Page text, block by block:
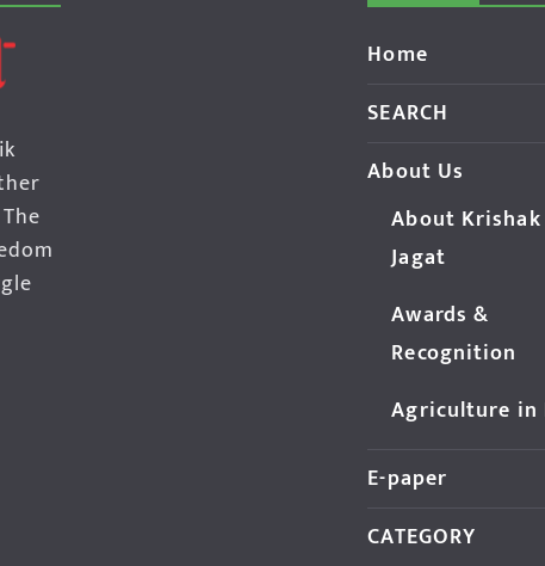
Home
SEARCH
About Us
About Krishak
Jagat
Awards &
Recognition
Agriculture in
E-paper
CATEGORY